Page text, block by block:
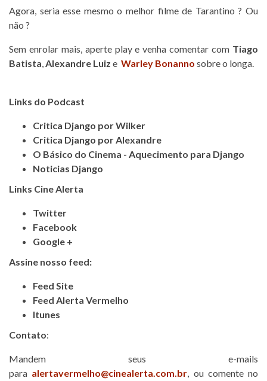
Agora, seria esse mesmo o melhor filme de Tarantino ? Ou
não ?
Sem enrolar mais, aperte play e venha comentar com Tiago
Batista,Alexandre Luiz e Warley Bonanno sobre o longa.
Links do Podcast
Critica Django por Wilker
Critica Django por Alexandre
O Básico do Cinema - Aquecimento para Django
Noticias Django
Links Cine Alerta
Twitter
Facebook
Google +
Assine nosso feed:
Feed Site
Feed Alerta Vermelho
Itunes
Contato:
Mandem seus e-mails
para alertavermelho@cinealerta.com.br, ou comente no